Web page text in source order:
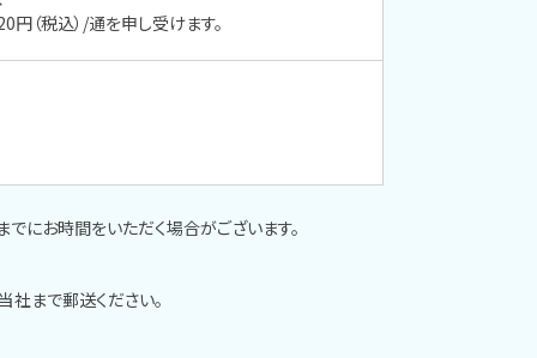
（税込）/通を申し受けます。
にお時間をいただく場合がございます。
まで郵送ください。